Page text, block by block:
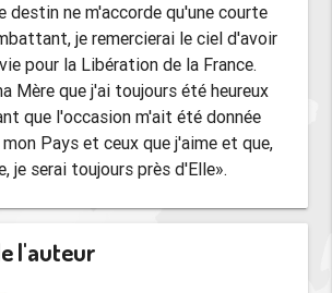
destin ne m'accorde qu'une courte
je remercierai le ciel d'avoir
pour la Libération de la France.
Mère que j'ai toujours été heureux
que l'occasion m'ait été donnée
Pays et ceux que j'aime et que,
je serai toujours près d'Elle».
l'auteur